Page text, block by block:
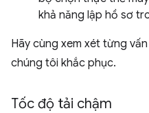
khả năng lập hồ sơ
Hãy cùng xem xét từng
chúng tôi khắc phục.
Tốc độ tải chậm